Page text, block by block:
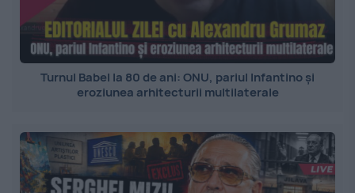
Turnul Babel la 80 de ani: ONU, pariul Infantino și
eroziunea arhitecturii multilaterale